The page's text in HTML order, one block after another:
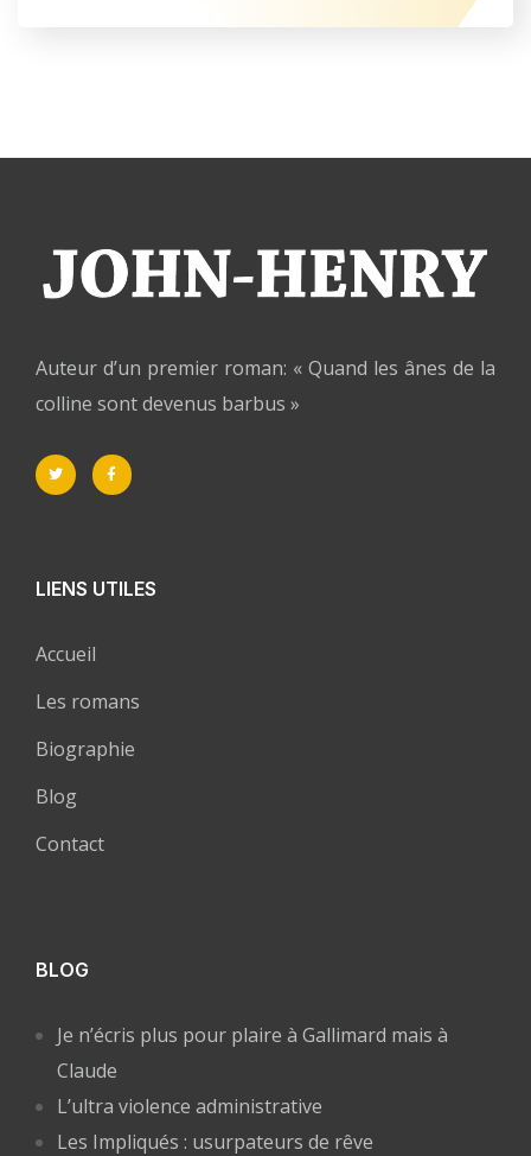
Auteur d’un premier roman: « Quand les ânes de la
colline sont devenus barbus »
LIENS UTILES
Accueil
Les romans
Biographie
Blog
Contact
BLOG
Je n’écris plus pour plaire à Gallimard mais à
Claude
L’ultra violence administrative
Les Impliqués : usurpateurs de rêve